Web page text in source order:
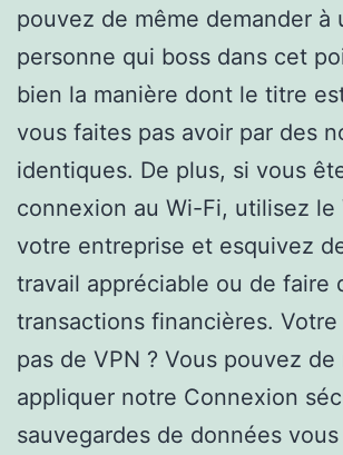
pouvez de même demander à
personne qui boss dans cet
bien la manière dont le titre
vous faites pas avoir par des
identiques. De plus, si vous
connexion au Wi-Fi, utilisez le
votre entreprise et esquivez
travail appréciable ou de faire
transactions financières. Votre
pas de VPN ? Vous pouvez de
appliquer notre Connexion
sauvegardes de données